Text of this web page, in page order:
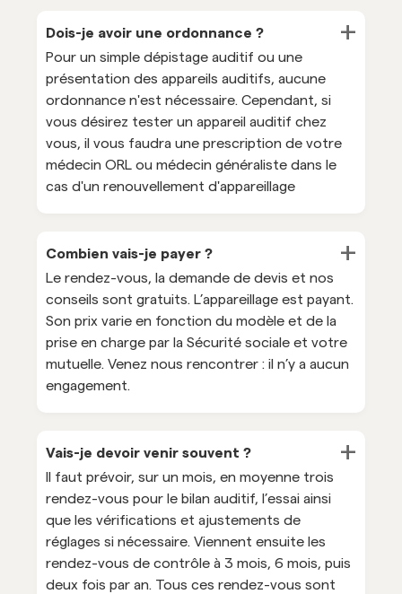
Dois-je avoir une ordonnance ? +
Pour un simple dépistage auditif ou une
présentation des appareils auditifs, aucune
ordonnance n'est nécessaire. Cependant, si
vous désirez tester un appareil auditif chez
vous, il vous faudra une prescription de votre
médecin ORL ou médecin généraliste dans le
cas d'un renouvellement d'appareillage
Combien vais-je payer ? +
Le rendez-vous, la demande de devis et nos
conseils sont gratuits. L’appareillage est payant.
Son prix varie en fonction du modèle et de la
prise en charge par la Sécurité sociale et votre
mutuelle. Venez nous rencontrer : il n’y a aucun
engagement.
Vais-je devoir venir souvent ? +
Il faut prévoir, sur un mois, en moyenne trois
rendez-vous pour le bilan auditif, l’essai ainsi
que les vérifications et ajustements de
réglages si nécessaire. Viennent ensuite les
rendez-vous de contrôle à 3 mois, 6 mois, puis
deux fois par an. Tous ces rendez-vous sont